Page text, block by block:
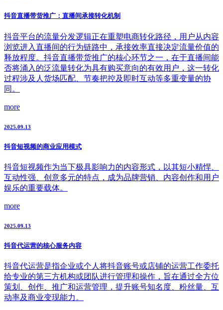
抖音直播带货推广：直播间承接转化机制
抖音平台的流量分发逻辑正在重塑电商转化路径，用户从内容
浏览进入直播间的行为链路中，承接效率直接决定流量价值的
释放程度。抖音直播带货推广的核心环节之一，在于直播间能
否将涌入的泛流量转化为具有购买意向的有效用户，这一转化
过程涉及人货场匹配、节奏把控及即时互动等多重变量的协
同。
more
2025.09.13
抖音短视频的商业应用模式
抖音短视频作为当下极具影响力的内容形式，以其短小精悍、
互动性强、创意多元的特点，成为品牌营销、内容创作和用户
娱乐的重要载体。
more
2025.09.13
抖音代运营的核心服务内容
抖音代运营是指企业或个人将抖音账号或店铺的运营工作委托
给专业的第三方机构或团队进行管理和操作，旨在通过全方位
策划、创作、推广和运营管理，提升账号知名度、粉丝量、互
动率及商业变现能力。